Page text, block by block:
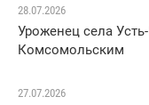
28.07.2026
Уроженец села
Комсомольским
27.07.2026